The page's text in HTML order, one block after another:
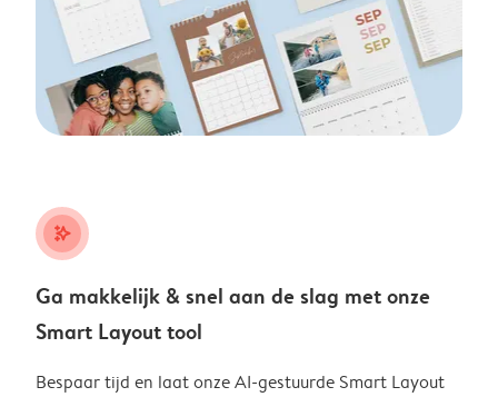
stars_plus
Ga makkelijk & snel aan de slag met onze
Smart Layout tool
Bespaar tijd en laat onze AI-gestuurde Smart Layout